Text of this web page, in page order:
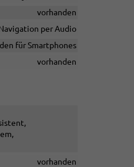
vorhanden
per Audio
für Smartphones
vorhanden
vorhanden